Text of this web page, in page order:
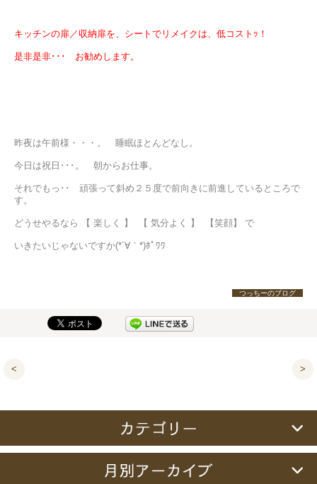
つっちーのブログ
キッチンの扉／収納扉を、シートでリメイクは、低コストｯ！
是非是非･･･ お勧めします。
昨夜は午前様・・・。 睡眠ほとんどなし。
今日は祝日･･･。 朝からお仕事。
それでもっ･･ 頑張って斜め２５度で前向きに前進しているところで
す。
どうせやるなら 【 楽しく 】 【 気分よく 】 【笑顔】 で
いきたいじゃないですか(*´∀｀*)ﾎﾟﾜﾜ
< >